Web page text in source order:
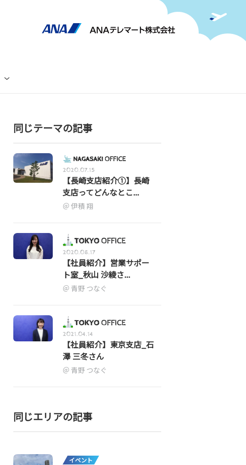
同じテーマの記事
2020.07.15
【長崎支店紹介①】長崎
支店ってどんなとこ...
伊積 翔
2020.08.17
【社員紹介】営業サポー
ト室_秋山 沙綾さ...
青野 つなぐ
2021.04.14
【社員紹介】東京支店_石
澤 三冬さん
青野 つなぐ
同じエリアの記事
イベント